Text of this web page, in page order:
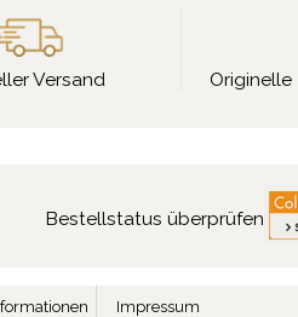
Versand Originelle
Bestellstatus überprüfen
Impressum